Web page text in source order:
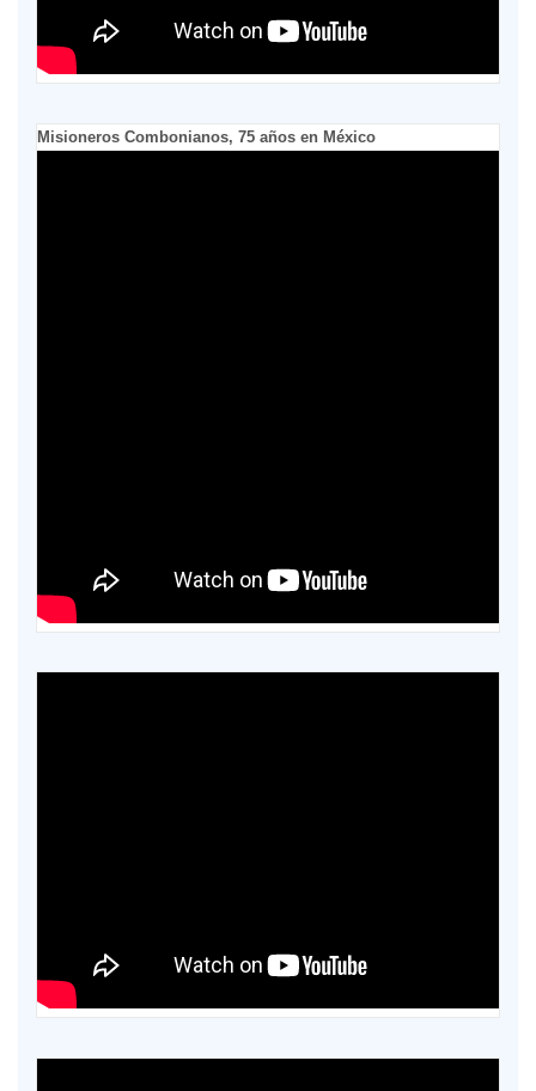
Misioneros Combonianos, 75 años en México